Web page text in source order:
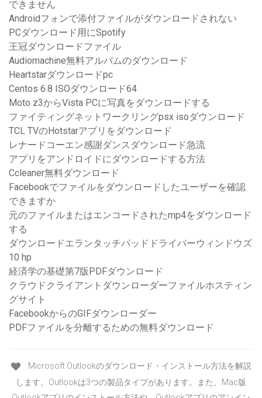
できません
Androidフォンで添付ファイルがダウンロードされない
PCダウンロード用にSpotify
王冠ダウンロードファイル
Audiomachine無料アルバムのダウンロード
Heartstarダウンロードpc
Centos 6.8 ISOダウンロード64
Moto z3からVista PCに写真をダウンロードする
ファイティングネットワークリングpsx isoダウンロード
TCL TVのHotstarアプリをダウンロード
レナードコーエン感謝ダンスダウンロード急流
アプリをアンドロイドにダウンロードする方法
Ccleaner無料ダウンロード
Facebookでファイルをダウンロードしたユーザーを確認
できますか
元のファイルまたはエンコードされたmp4をダウンロード
する
ダウンロードエランタッチパッドドライバーウィンドウズ
10 hp
経済学の基礎第7版PDFダウンロード
クラウドクライアントダウンローダーファイルホスティン
グサイト
FacebookからのGIFダウンローダー
PDFファイルを分離するための無料ダウンロード
Microsoft Outlookのダウンロード・インストール方法を解説
します。Outlookは3つの製品タイプがあります。また、Mac版